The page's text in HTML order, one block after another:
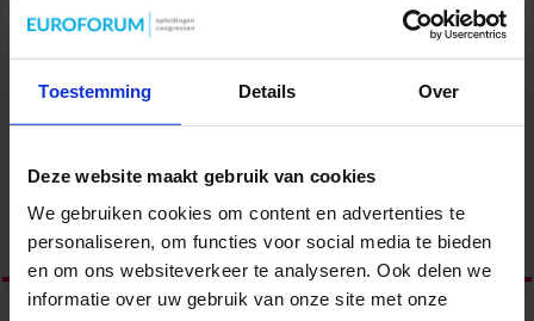
Toestemming Details Over
Deze website maakt gebruik van cookies
We gebruiken cookies om content en advertenties te
personaliseren, om functies voor social media te bieden
en om ons websiteverkeer te analyseren. Ook delen we
informatie over uw gebruik van onze site met onze
Van onzeker naar zelfverzekerd: vaardigheden die je
carrière versnellen
3 weken ago